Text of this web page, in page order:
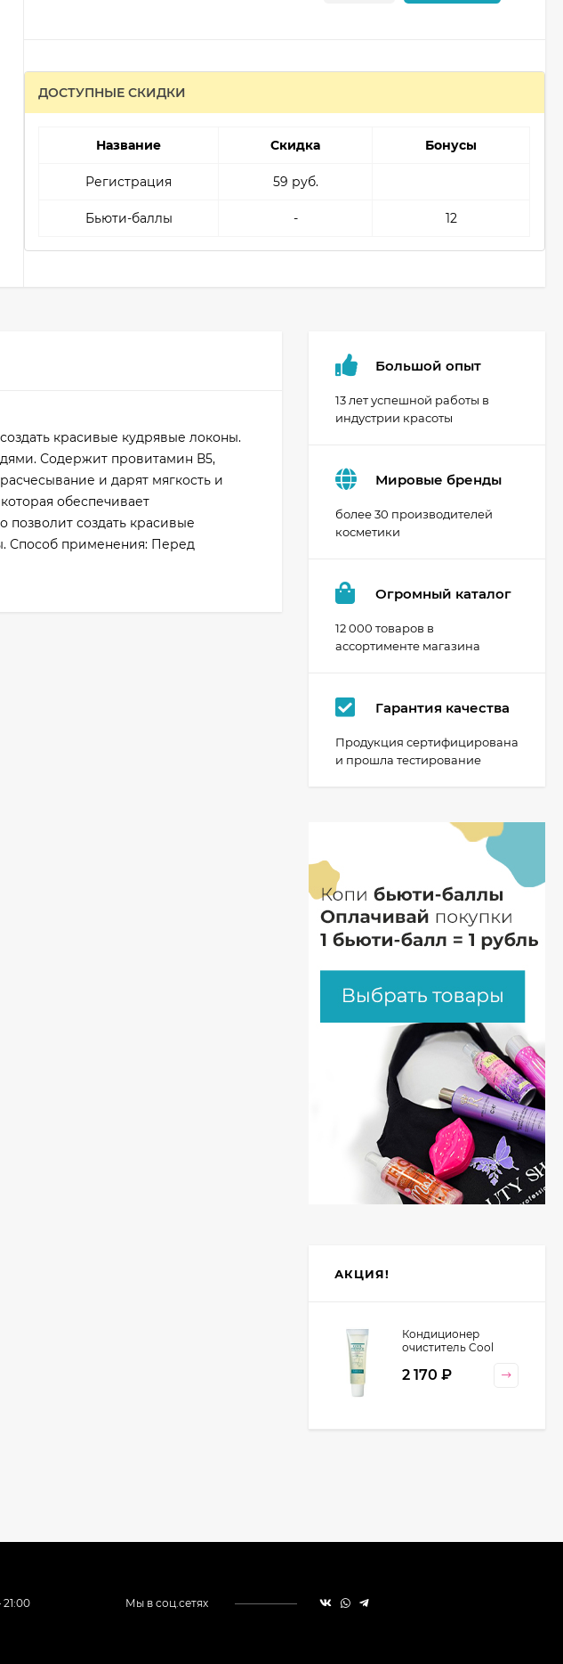
ДОСТУПНЫЕ СКИДКИ
Название Скидка Бонусы
Регистрация 59 руб.
Бьюти-баллы - 12
красивые кудрявые локоны.
Содержит провитамин В5,
и дарят мягкость и
обеспечивает
позволит создать красивые
Способ применения: Перед
Большой опыт
13 лет успешной работы в
индустрии красоты
Мировые бренды
более 30 производителей
косметики
Огромный каталог
12 000 товаров в
ассортименте магазина
Гарантия качества
Продукция сертифицирована
и прошла тестирование
АКЦИЯ!
Кондиционер
очиститель Cool
Cosmetics, 130 гр
2 170 ₽
Мы в соц.сетях